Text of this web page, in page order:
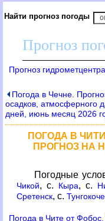
Найти прогноз погоды
Прогноз
Прогноз
Погода в Чечне.
осадков, атмосферного
дней, июнь месяц 2026
ПОГОДА В
ПРОГНОЗ НА
Погодные
Чикой, с. Кыра, с.
Сретенск, с.
Погода в Чите от